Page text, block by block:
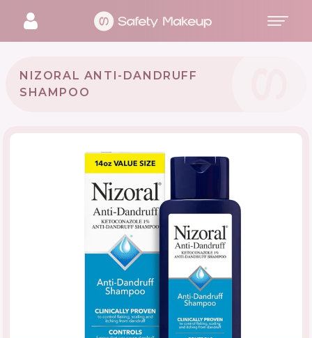
NIZORAL ANTI-DANDRUFF
SHAMPOO